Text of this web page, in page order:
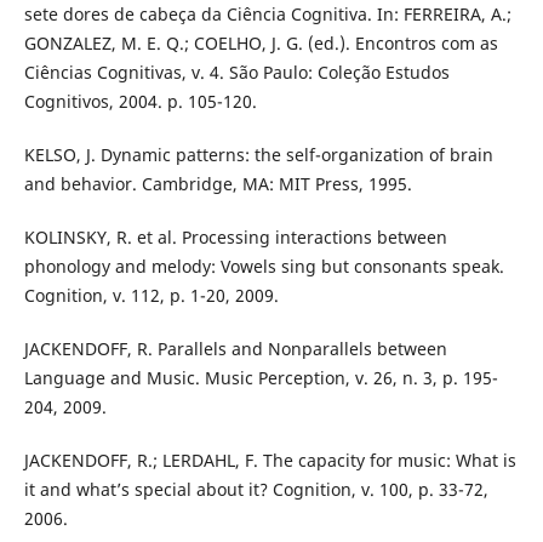
sete dores de cabeça da Ciência Cognitiva. In: FERREIRA, A.;
GONZALEZ, M. E. Q.; COELHO, J. G. (ed.). Encontros com as
Ciências Cognitivas, v. 4. São Paulo: Coleção Estudos
Cognitivos, 2004. p. 105-120.
KELSO, J. Dynamic patterns: the self-organization of brain
and behavior. Cambridge, MA: MIT Press, 1995.
KOLINSKY, R. et al. Processing interactions between
phonology and melody: Vowels sing but consonants speak.
Cognition, v. 112, p. 1-20, 2009.
JACKENDOFF, R. Parallels and Nonparallels between
Language and Music. Music Perception, v. 26, n. 3, p. 195-
204, 2009.
JACKENDOFF, R.; LERDAHL, F. The capacity for music: What is
it and what’s special about it? Cognition, v. 100, p. 33-72,
2006.